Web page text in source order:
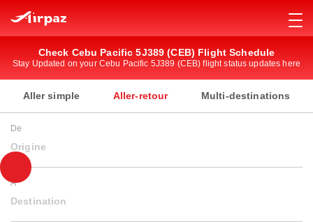
Check Cebu Pacific 5J389 (CEB) Flight Schedule
Stay Updated on your Cebu Pacific 5J389 (CEB) flight status updates here
Aller simple Aller-retour Multi-destinations
De
Origine
À
Destination